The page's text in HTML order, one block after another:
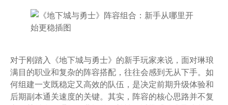
对于刚踏入《地下城与勇士》的新手玩家来说，面对琳琅
满目的职业和复杂的阵容搭配，往往会感到无从下手。如
何组建一支既稳定又高效的队伍，是决定前期升级体验和
后期副本通关速度的关键。其实，阵容的核心思路并不复